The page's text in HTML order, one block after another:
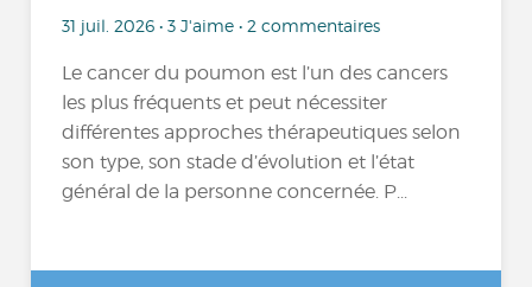
31 juil. 2026 • 3 J'aime • 2 commentaires
Le cancer du poumon est l’un des cancers
les plus fréquents et peut nécessiter
différentes approches thérapeutiques selon
son type, son stade d’évolution et l’état
général de la personne concernée. P...